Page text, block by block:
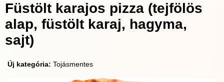
Füstölt karajos pizza (tejfölös
alap, füstölt karaj, hagyma,
sajt)
Új kategória: Tojásmentes